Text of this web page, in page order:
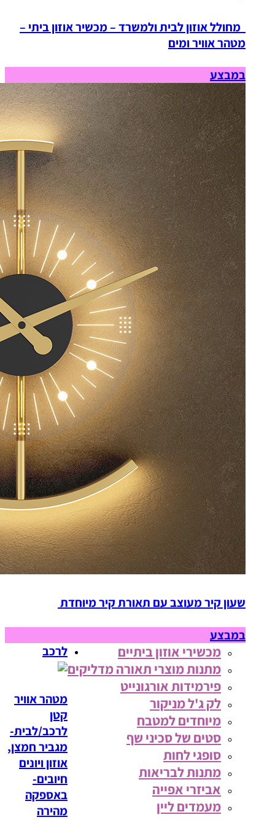
מחולל אוזון לבית ולמשרד – מכשיר אוזון ביתי –
מטהר אוויר ומים
במבצע
שעון קיר מעוצב עם תאורת קיר מיוחדת
במבצע
מכשירי אוזון ביתיים
מתנות מוצרי תאורה מדליקים
פירמידות אורגונייט
לק ג'ל מניקור
מיוחדים למטבח
סטים של סכיני שף
סופגי לחות
מתנות לבריאות
אביזרי אפייה
מעמדים ליין
לרכב
מטהר אוויר
קטן
לרכב/לבית-
מגביר חמצן,
אוזון ויונים
חיובים-
באספקה
מהירה